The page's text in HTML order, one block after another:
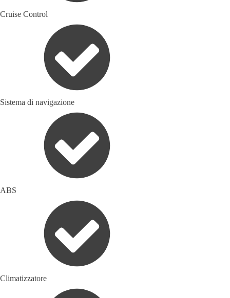
Cruise Control
Sistema di navigazione
ABS
Climatizzatore